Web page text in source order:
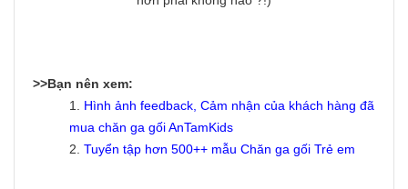
>>Bạn nên xem:
1. Hình ảnh feedback, Cảm nhận của khách hàng đã
mua chăn ga gối AnTamKids
2. Tuyển tập hơn 500++ mẫu Chăn ga gối Trẻ em